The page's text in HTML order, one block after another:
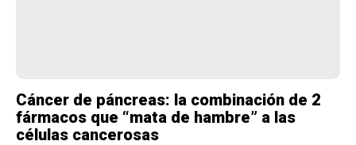
Cáncer de páncreas: la combinación de 2
fármacos que “mata de hambre” a las
células cancerosas